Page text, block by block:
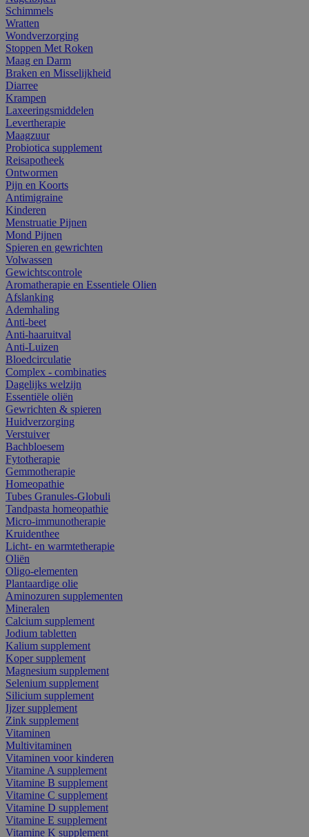
Schimmels
Wratten
Wondverzorging
Stoppen Met Roken
Maag en Darm
Braken en Misselijkheid
Diarree
Krampen
Laxeeringsmiddelen
Levertherapie
Maagzuur
Probiotica supplement
Reisapotheek
Ontwormen
Pijn en Koorts
Antimigraine
Kinderen
Menstruatie Pijnen
Mond Pijnen
Spieren en gewrichten
Volwassen
Gewichtscontrole
Aromatherapie en Essentiele Olien
Afslanking
Ademhaling
Anti-beet
Anti-haaruitval
Anti-Luizen
Bloedcirculatie
Complex - combinaties
Dagelijks welzijn
Essentiële oliën
Gewrichten & spieren
Huidverzorging
Verstuiver
Bachbloesem
Fytotherapie
Gemmotherapie
Homeopathie
Tubes Granules-Globuli
Tandpasta homeopathie
Micro-immunotherapie
Kruidenthee
Licht- en warmtetherapie
Oliën
Oligo-elementen
Plantaardige olie
Aminozuren supplementen
Mineralen
Calcium supplement
Jodium tabletten
Kalium supplement
Koper supplement
Magnesium supplement
Selenium supplement
Silicium supplement
Ijzer supplement
Zink supplement
Vitaminen
Multivitaminen
Vitaminen voor kinderen
Vitamine A supplement
Vitamine B supplement
Vitamine C supplement
Vitamine D supplement
Vitamine E supplement
Vitamine K supplement